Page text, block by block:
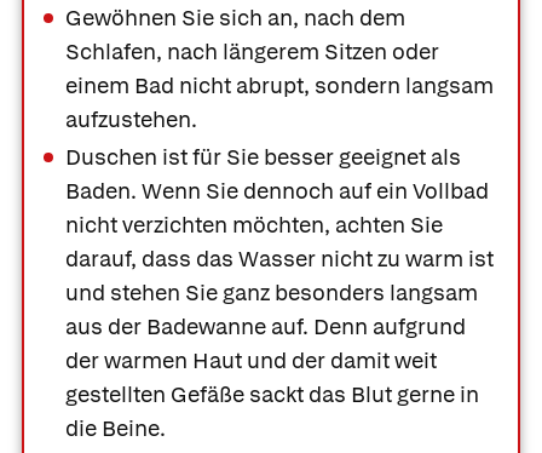
Gewöhnen Sie sich an, nach dem
Schlafen, nach längerem Sitzen oder
einem Bad nicht abrupt, sondern langsam
aufzustehen.
Duschen ist für Sie besser geeignet als
Baden. Wenn Sie dennoch auf ein Vollbad
nicht verzichten möchten, achten Sie
darauf, dass das Wasser nicht zu warm ist
und stehen Sie ganz besonders langsam
aus der Badewanne auf. Denn aufgrund
der warmen Haut und der damit weit
gestellten Gefäße sackt das Blut gerne in
die Beine.